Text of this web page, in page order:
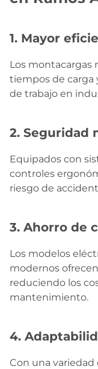
1. Mayor
Los montacargas
tiempos de carga
de trabajo en
2. Seguridad
Equipados con
controles
riesgo de
3. Ahorro de
Los modelos
modernos
reduciendo los
mantenimiento.
4.
Con una variedad